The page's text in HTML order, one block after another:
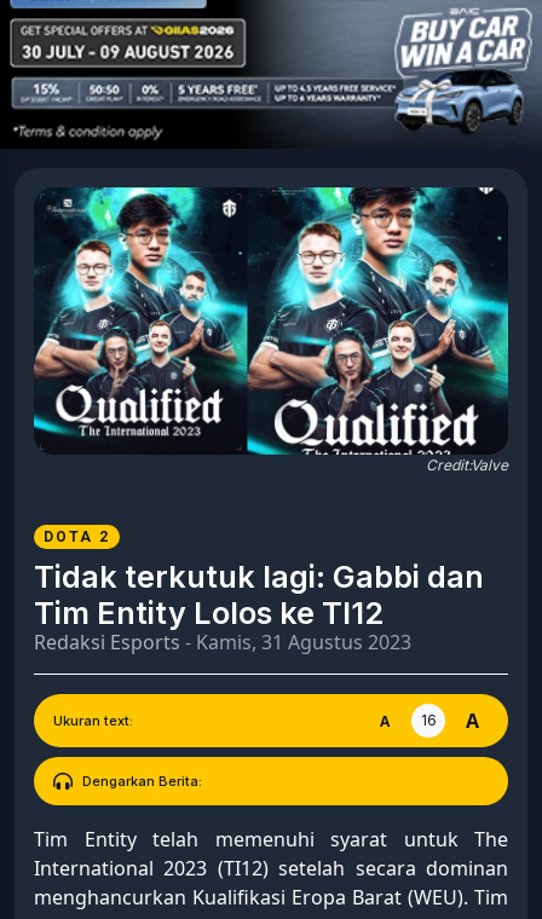
Credit:Valve
DOTA 2
Tidak terkutuk lagi: Gabbi dan
Tim Entity Lolos ke TI12
Redaksi Esports - Kamis, 31 Agustus 2023
Ukuran text: A 16 A
Dengarkan Berita:
Tim Entity telah memenuhi syarat untuk The
International 2023 (TI12) setelah secara dominan
menghancurkan Kualifikasi Eropa Barat (WEU). Tim